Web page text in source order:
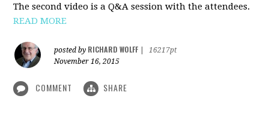
The second video is a Q&A session with the attendees.
READ MORE
posted by RICHARD WOLFF
16217pt
November 16, 2015
COMMENT SHARE